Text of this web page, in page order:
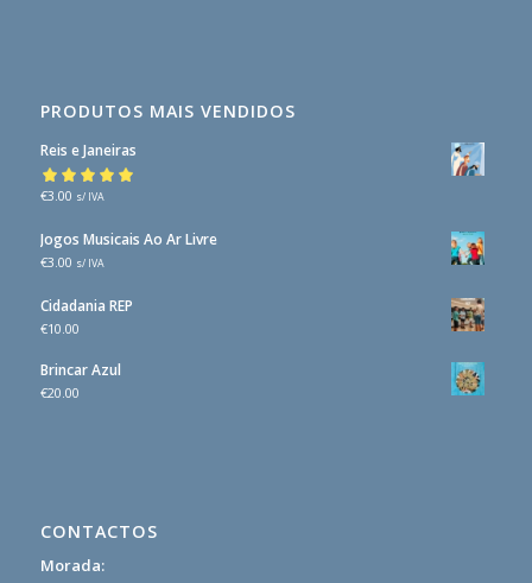
PRODUTOS MAIS VENDIDOS
Reis e Janeiras
Avaliação5.00
€3.00 s/ IVA
Jogos Musicais Ao Ar Livre
€3.00 s/ IVA
Cidadania REP
€10.00
Brincar Azul
€20.00
CONTACTOS
Morada: